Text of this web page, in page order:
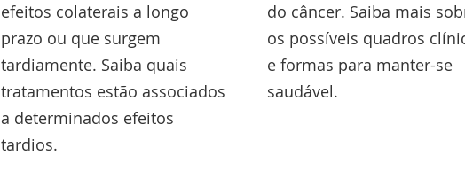
efeitos colaterais a longo
prazo ou que surgem
tardiamente. Saiba quais
tratamentos estão associados
a determinados efeitos
tardios.
do câncer. Saiba mais
os possíveis quadros
e formas para manter-se
saudável.